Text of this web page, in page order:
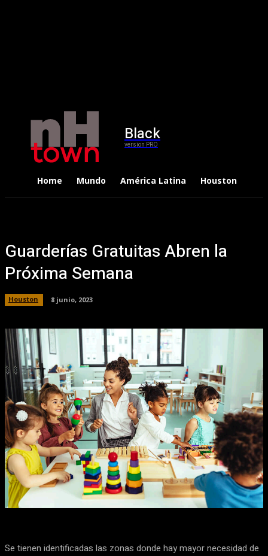
Black
version PRO
Home Mundo América Latina Houston
Guarderías Gratuitas Abren la
Próxima Semana
Houston 8 junio, 2023
WhatsApp
Se tienen identificadas las zonas donde hay mayor necesidad de